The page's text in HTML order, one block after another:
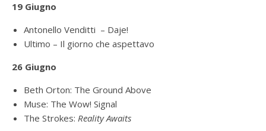
19 Giugno
Antonello Venditti – Daje!
Ultimo – Il giorno che aspettavo
26 Giugno
Beth Orton: The Ground Above
Muse: The Wow! Signal
The Strokes: Reality Awaits